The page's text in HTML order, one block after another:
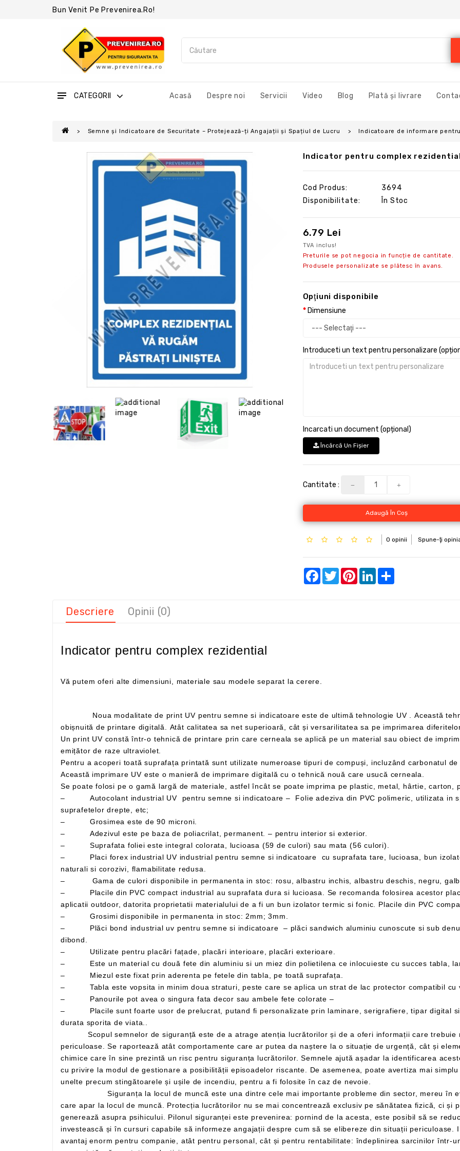
Bun Venit Pe Prevenirea.ro!
CATEGORII Acasă Despre noi Servicii Video Blog Plată și livrare
Semne și Indicatoare de Securitate – Protejează-ți Angajații și Spațiul de Lucru Indicatoare de informare
Indicator pentru complex
Cod Produs:
3694
Disponibilitate:
În Stoc
6.79 Lei
TVA inclus!
Preturile se pot negocia in funcție de cantitate.
Produsele personalizate se plătesc în avans.
Opţiuni disponibile
Dimensiune
Introduceti un text pentru personalizare
Incarcati un document (opțional)
Încărcă Un Fişier
Cantitate :
Adaugă În Coş
0 opinii Spune-ţi
Facebook
TwitterPinterestLinkedInShare
Descriere Opinii (0)
Indicator pentru complex rezidential
Vă putem oferi alte dimensiuni, materiale sau modele separat la cerere.
Un print UV constă într-o tehnică de printare prin care cerneala se aplică pe un material sau obiect de imprimat, care este apoi uscată instant de către un
emițător de raze ultraviolet.
Pentru a acoperi toată suprafața printată sunt utilizate numeroase tipuri de
Această imprimare UV este o manieră de imprimare digitală cu o tehnică nouă care usucă cerneala.
– Autocolant industrial UV pentru semne si indicatoare – Folie adeziva din PVC polimeric, utilizata in special la exterior, pentru decorarea
suprafetelor drepte, etc;
– Grosimea este de 90 microni.
– Adezivul este pe baza de poliacrilat, permanent. – pentru interior si exterior.
– Suprafata foliei este integral colorata, lucioasa (59 de culori) sau mata (56 culori).
– Placi forex industrial UV industrial pentru semne si indicatoare cu suprafata tare, lucioasa, bun izolator termic si fonic, rezistenta mare la agenti
naturali si corozivi, flamabilitate redusa.
– Placile din PVC compact industrial au suprafata dura si lucioasa. Se recomanda folosirea acestor placi atat pentru aplicatii indoor, cat si pentru
– Grosimi disponibile in permanenta in stoc: 2mm; 3mm.
– Plăci bond industrial uv pentru semne si indicatoare – plăci sandwich aluminiu cunoscute si sub denumirile comerciale de alucobond, alubond si
dibond.
– Utilizate pentru placări fațade, placări interioare, placări exterioare.
– Miezul este fixat prin aderenta pe fetele din tabla, pe toată suprafața.
– Tabla este vopsita in minim doua straturi, peste care se aplica un strat de lac protector compatibil cu
– Panourile pot avea o singura fata decor sau ambele fete colorate –
– Placile sunt foarte usor de prelucrat, putand fi personalizate prin laminare, serigrafiere, tipar digital si lacuire, fiind usor de intretinut si avand o
durata sporita de viata..
periculoase. Se raportează atât comportamente care ar putea da naștere la o situație de urgență, cât și elemente fizice precum mașini sau substanțe
chimice care în sine prezintă un risc pentru siguranța lucrătorilor. Semnele ajută așadar la identificarea acestor elemente și, în același timp, oferă indicații
cu privire la modul de gestionare a posibilității episoadelor riscante. De asemenea, poate avertiza mai simplu asupra existenței unor căi de evacuare sau
unelte precum stingătoarele și ușile de incendiu, pentru a fi folosite în caz de nevoie.
Siguranța la locul de muncă este una dintre cele mai importante probleme din sector, mereu în evoluție constantă în funcție de noile nevoi
care apar la locul de muncă. Protecția lucrătorilor nu se mai concentrează exclusiv pe sănătatea fizică, ci și pe impactul pe care mediul de lucru îl
generează asupra psihicului. Pilonul siguranței este prevenirea: pornind de la acesta, este posibil să se reducă drastic riscurile, așa că este esențial să se
investească și în cursuri capabile să informeze angajații despre cum să se elibereze din situații periculoase. Investiția în securitatea muncii reprezintă un
avantaj enorm pentru companie, atât pentru personal, cât și pentru rentabilitate: îndeplinirea sarcinilor într-un mediu sigur vă permite să lucrați senin și, în